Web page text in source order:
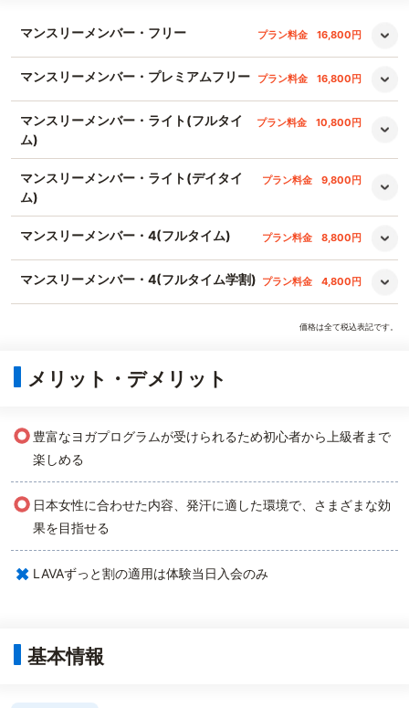
マンスリーメンバー・フリー プラン料金 16,800円
マンスリーメンバー・プレミアムフリー プラン料金 16,800円
マンスリーメンバー・ライト(フルタイ
ム)
プラン料金 10,800円
マンスリーメンバー・ライト(デイタイ
ム)
プラン料金 9,800円
マンスリーメンバー・4(フルタイム) プラン料金 8,800円
マンスリーメンバー・4(フルタイム学割) プラン料金 4,800円
価格は全て税込表記です。
メリット・デメリット
○ 豊富なヨガプログラムが受けられるため初心者から上級者まで
楽しめる
○ 日本女性に合わせた内容、発汗に適した環境で、さまざまな効
果を目指せる
× LAVAずっと割の適用は体験当日入会のみ
基本情報